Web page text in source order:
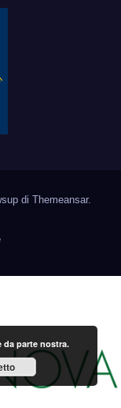
di Themeansar.
parte nostra.